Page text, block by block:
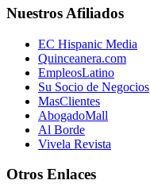
Nuestros Afiliados
EC Hispanic Media
Quinceanera.com
EmpleosLatino
Su Socio de Negocios
MasClientes
AbogadoMall
Al Borde
Vivela Revista
Otros Enlaces